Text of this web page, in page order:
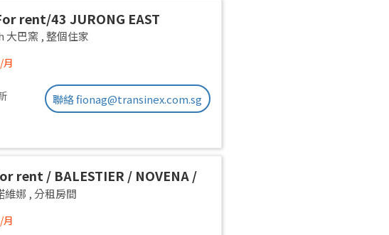
rent/43 JURONG EAST
1, PARC OASIS BLK HIBISCUS
commen /for 1pax/
Immediate
大巴窯 ,整個住家
月
聯絡 fionag@transinex.com.sg
rent / BALESTIER / NOVENA /
room / 1pax stay / Available
維娜 ,分租房間
月